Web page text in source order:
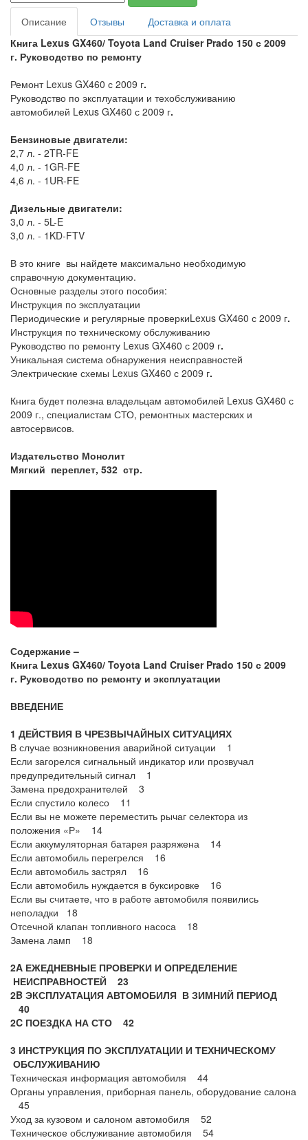
Описание
Отзывы
Доставка и оплата
Книга Lexus GX460/ Toyota Land Cruiser Prado 150 с 2009
г. Руководство по ремонту
Ремонт Lexus GX460 с 2009 г.
Руководство по эксплуатации и техобслуживанию
автомобилей Lexus GX460 с 2009 г.
Бензиновые двигатели:
2,7 л. - 2TR-FE
4,0 л. - 1GR-FE
4,6 л. - 1UR-FE
Дизельные двигатели:
3,0 л. - 5L-E
3,0 л. - 1KD-FTV
В это книге вы найдете максимально необходимую
справочную документацию.
Основные разделы этого пособия:
Инструкция по эксплуатации
Периодические и регулярные проверкиLexus GX460 с 2009 г.
Инструкция по техническому обслуживанию
Руководство по ремонту Lexus GX460 с 2009 г.
Уникальная система обнаружения неисправностей
Электрические схемы Lexus GX460 с 2009 г.
Книга будет полезна владельцам автомобилей Lexus GX460 с
2009 г., специалистам СТО, ремонтных мастерских и
автосервисов.
Издательство Монолит
Мягкий переплет, 532 стр.
Содержание –
Книга Lexus GX460/ Toyota Land Cruiser Prado 150 с 2009
г. Руководство по ремонту и эксплуатации
ВВЕДЕНИЕ
1 ДЕЙСТВИЯ В ЧРЕЗВЫЧАЙНЫХ СИТУАЦИЯХ
В случае возникновения аварийной ситуации 1
Если загорелся сигнальный индикатор или прозвучал
предупредительный сигнал 1
Замена предохранителей 3
Если спустило колесо 11
Если вы не можете переместить рычаг селектора из
положения «Р» 14
Если аккумуляторная батарея разряжена 14
Если автомобиль перегрелся 16
Если автомобиль застрял 16
Если автомобиль нуждается в буксировке 16
Если вы считаете, что в работе автомобиля появились
неполадки 18
Отсечной клапан топливного насоса 18
Замена ламп 18
2A ЕЖЕДНЕВНЫЕ ПРОВЕРКИ И ОПРЕДЕЛЕНИЕ
НЕИСПРАВНОСТЕЙ 23
2B ЭКСПЛУАТАЦИЯ АВТОМОБИЛЯ В ЗИМНИЙ ПЕРИОД
40
2C ПОЕЗДКА НА СТО 42
3 ИНСТРУКЦИЯ ПО ЭКСПЛУАТАЦИИ И ТЕХНИЧЕСКОМУ
ОБСЛУЖИВАНИЮ
Техническая информация автомобиля 44
Органы управления, приборная панель, оборудование салона
45
Уход за кузовом и салоном автомобиля 52
Техническое обслуживание автомобиля 54